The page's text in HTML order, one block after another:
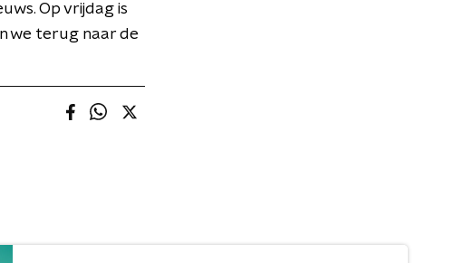
Op vrijdag is
we terug naar de